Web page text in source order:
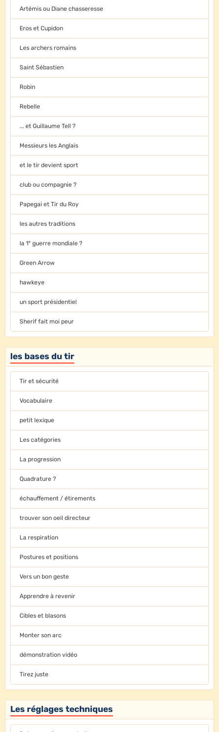
Artémis ou Diane chasseresse
Eros et Cupidon
Les archers romains
Saint Sébastien
Robin
Rebelle
... et Guillaume Tell ?
Messieurs les Anglais
et le tir devient sport
club ou compagnie ?
Papegai et Tir du Roy
les autres traditions
la 1° guerre mondiale ?
Green Arrow
hawkeye
un sport présidentiel
Sherif fait moi peur
les bases du tir
Tir et sécurité
Vocabulaire
petit lexique
Les catégories
La progression
Quadrature ?
échauffement / étirements
trouver son oeil directeur
La respiration
Postures et positions
Vers un bon geste
Apprendre à revenir
Cibles et blasons
Monter son arc
démonstration vidéo
Tirez juste
Les réglages techniques